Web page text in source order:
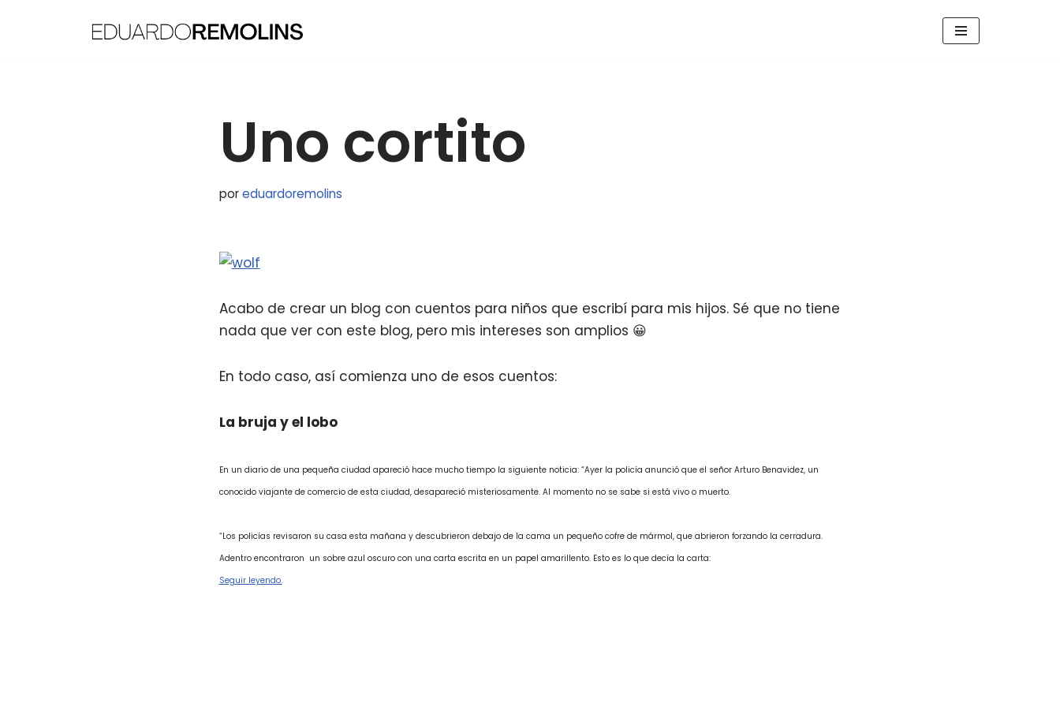
Uno cortito
poreduardoremolins
Acabo de crear un blog con cuentos para niños que escribí para mis hijos. Sé que no tiene
nada que ver con este blog, pero mis intereses son amplios 😀
En todo caso, así comienza uno de esos cuentos:
La bruja y el lobo
En un diario de una pequeña ciudad apareció hace mucho tiempo la siguiente noticia: “Ayer la policía anunció que el señor Arturo Benavidez, un
conocido viajante de comercio de esta ciudad, desapareció misteriosamente. Al momento no se sabe si está vivo o muerto.
“Los policías revisaron su casa esta mañana y descubrieron debajo de la cama un pequeño cofre de mármol, que abrieron forzando la cerradura.
Adentro encontraron un sobre azul oscuro con una carta escrita en un papel amarillento. Esto es lo que decía la carta:
Seguir leyendo.